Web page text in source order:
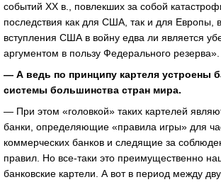
событий XX в., повлекших за собой
последствия как для США, так и для Европы,
вступления США в войну едва ли является
аргументом в пользу Федерального резерва».
— А ведь по принципу картеля устроены
системы большинства стран мира.
— При этом «головкой» таких картелей
банки, определяющие «правила игры» для
коммерческих банков и следящие за
правил. Но все-таки это преимущественно
банковские картели. А вот в период между